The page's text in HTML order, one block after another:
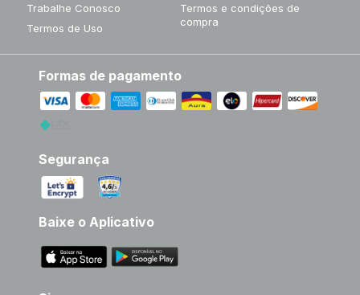
Trabalhe Conosco
Termos de Uso
Termos e condições de
compra
Formas de pagamento
Segurança
Baixe o Aplicativo